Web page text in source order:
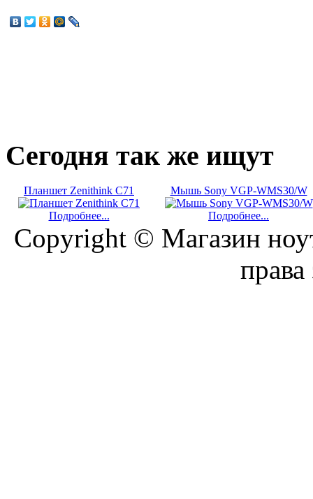
Сегодня так же ищут
Планшет Zenithink C71
Подробнее...
Мышь Sony VGP-WMS30/W
Подробнее...
Copyright © Магазин